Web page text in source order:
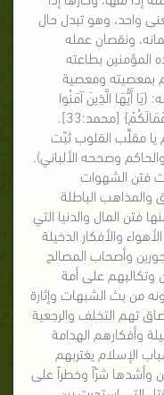
واحد، وهو تبدل حال
ونقصان عمله
المؤمنين بطاعته
بمعصيته ومعصية
أَيُّهَا الَّذِينَ آمَنُوا
أَطِيعُوا اللهََّ وَأَطِيعُوا الرَّسُولَ وَلَا تُبْطِلُوا أَعْمَالَكُمْ} [محمد:33].
يا مقلِّب القلوب ثبّت
وصححه الألباني).
فتن الشهوات
والمذاهب الباطلة
فتن المال والدنيا التي
والأفكار الدخيلة
وأصحاب المصالح
وتكالبهم على أمة
من بث الشبهات وإثارة
تهم التخلف والرجعية
وأفكارهم الهدامة
الإسلام يغتربهم
وأشدها شرّاً وخطراً على